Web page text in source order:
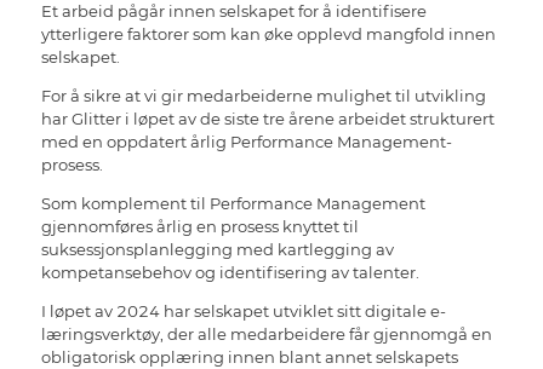
Et arbeid pågår innen selskapet for å identifisere
ytterligere faktorer som kan øke opplevd mangfold innen
selskapet.
For å sikre at vi gir medarbeiderne mulighet til utvikling
har Glitter i løpet av de siste tre årene arbeidet strukturert
med en oppdatert årlig Performance Management-
prosess.
Som komplement til Performance Management
gjennomføres årlig en prosess knyttet til
suksessjonsplanlegging med kartlegging av
kompetansebehov og identifisering av talenter.
I løpet av 2024 har selskapet utviklet sitt digitale e-
læringsverktøy, der alle medarbeidere får gjennomgå en
obligatorisk opplæring innen blant annet selskapets